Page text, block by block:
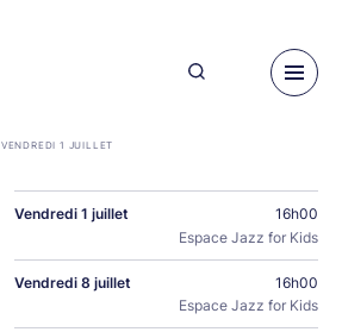
VENDREDI 1 JUILLET
Vendredi 1 juillet
16h00
Espace Jazz for Kids
Vendredi 8 juillet
16h00
Espace Jazz for Kids